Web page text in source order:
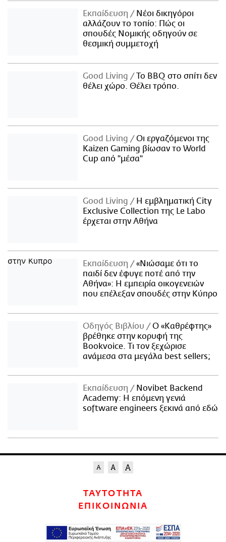
Εκπαίδευση
Νέοι δικηγόροι
αλλάζουν το τοπίο: Πώς οι
σπουδές Νομικής οδηγούν σε
θεσμική συμμετοχή
Good Living
Το BBQ στο σπίτι δεν
θέλει χώρο. Θέλει τρόπο.
Good Living
Οι εργαζόμενοι της
Kaizen Gaming βίωσαν το World
Cup από "μέσα"
Good Living
Η εμβληματική City
Exclusive Collection της Le Labo
έρχεται στην Αθήνα
Εκπαίδευση
«Νιώσαμε ότι το
παιδί δεν έφυγε ποτέ από την
Αθήνα»: Η εμπειρία οικογενειών
που επέλεξαν σπουδές στην Κύπρο
Οδηγός Βιβλίου
Ο «Καθρέφτης»
βρέθηκε στην κορυφή της
Bookvoice. Τι τον ξεχώρισε
ανάμεσα στα μεγάλα best sellers;
Εκπαίδευση
Novibet Backend
Academy: Η επόμενη γενιά
software engineers ξεκινά από εδώ
ΤΑΥΤΟΤΗΤΑ
ΕΠΙΚΟΙΝΩΝΙΑ